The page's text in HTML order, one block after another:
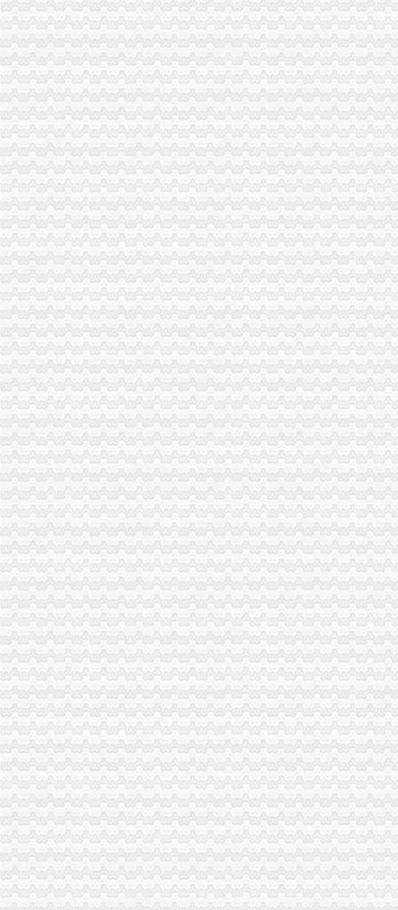
北部新区管委会领导到经开区局检查指导工作
垫江局高安所加大春茧市场监管维护农民利益
经开园局搞好说理行政处罚文书使用的“升级”培训
秀山局五措并举提高年检工作效率
巫山局官渡所创新举措助推返乡农民工创业就业成效显著
永川局“红绿灯”行政预规范公共服务行业行为
九龙坡局杨家坪所推行三种机制规范执法行为
工商动态
黔江局城西所一制三关五排查化高危行业监管
渝浙两地工商携手联办区县与浙商投资洽谈见面会
沙坪坝局积着手梯次抓好食品流通监督
渝中局五措并举贯彻实施《食品安全法》见成效
渝北局四条措施开展排查严防各类事故发生
璧山局青杠所完善四项机制服务“三农”
高新园局四项举措加网络监管执法工作
南岸局“五化”措施迅速展开安全排查工作
大足局开展安全排查严防各类事故发生
万盛局分步骤抓重点排查高危行业安全
渝中局开展保护知识产权专项整行动取得实效
云局突出重点化双考市场监管显成效
彭水局开展合同帮农工作进农民增收
南川局“四加”实施商标战略
巴南局鱼洞所三措并举开展校园周边环境整
南川局突出重点加“端午节”市场监管
荣昌局破“12点退房结帐”潜规则响热烈
巴南局结合地区实际制订培育电子商务企业工作方案
石柱局突出“四个重点”推进干部大走访工作
武隆县委书记刘旗对武隆局报送信息作批示
市工商局迅速贯彻落实市委紧急电视电话会议精排查安全严防各类事故发生
北碚局四加开展安全排查严防各类事故
巫溪局“一制四重”加基层队伍建设初见成效
双桥局大力推行节约型机关建设
奉节局江南所开展高危和食品行业安全排查工作
开县局围绕“四新”目标加职业道德建设为职能转型提供坚保证
巴南局“三招”标本兼全面排查安全
渝中局五措并举贯彻实施《食品安全法》见成效
忠县局白石所开展家电下乡培训促经营者“三加两统一”
潼南局三措施认真贯彻落实《食品安全法》
合川局“五化”开展高危行业整确保生产安全
武隆局保障尾山抢险救援工作确保食品安全
石柱局率先推行《食品经营许可备案管理》
万州局化“五个注重”抓好“双向双促”
涪陵局及时制止品零售店借流感疫发布违法品广告的不良苗头
云局龙角所“一四七”方法深化监管及服务方式改革
沙坪坝局积着手梯次抓好食品流通监督
大足局深入推进市场主体信用分类监管数据质量建设
市局机关召开保密检查动员部署会
渝浙两地工商携手联办区县与浙商投资洽谈见面会